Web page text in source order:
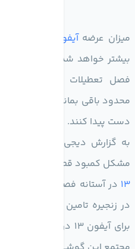
میزان عرضهآیفون 13
با
بیشتر خواهد شد. تحلیلگران و
فصل تعطیلات عرضه
محدود باقی بماند و همه
دست پیدا کنند.
به گزارش دیجی‌تایمز،
مشکل کمبود قطعات کنار بیایند
13 در آستانه فصل تعطیلات
در زنجیره تامین می‌توانند
برای آیفون 13 در